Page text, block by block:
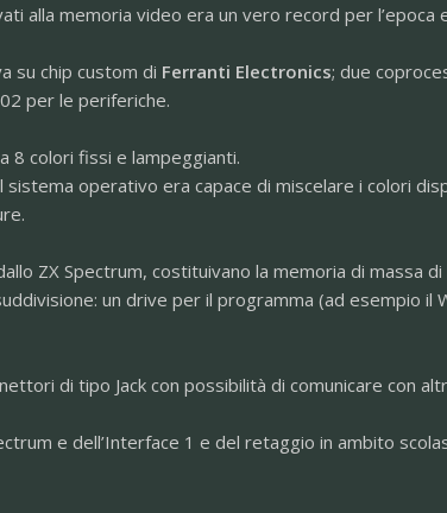
alla memoria video era un vero record per
su chip custom di Ferranti Electronics; due
per le periferiche.
8 colori fissi e lampeggianti.
operativo era capace di miscelare i colori
ZX Spectrum, costituivano la memoria di massa
un drive per il programma (ad esempio il
di tipo Jack con possibilità di comunicare con
e dell’Interface 1 e del retaggio in ambito